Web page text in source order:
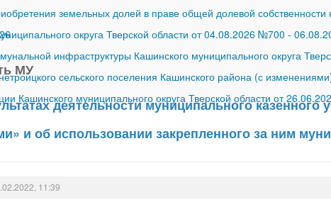
земельных долей в праве общей долевой собственности
округа Тверской области от 04.08.2026 №700 -
инфраструктуры Кашинского муниципального округа
сельского поселения Кашинского района (с
Кашинского муниципального округа Тверской области от
МУ
деятельности муниципального
и об использовании закрепленного за ним
11:39